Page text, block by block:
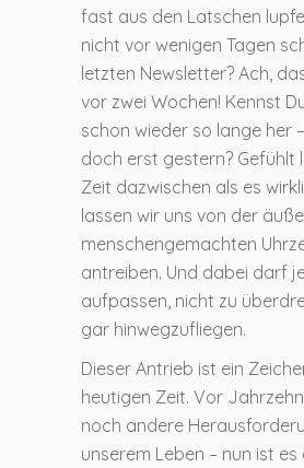
fast aus den Latschen
nicht vor wenigen Tagen
letzten Newsletter? Ach,
vor zwei Wochen! Kennst
schon wieder so lange her
doch erst gestern? Gefühlt
Zeit dazwischen als es
lassen wir uns von der
menschengemachten
antreiben. Und dabei darf
aufpassen, nicht zu
gar hinwegzufliegen.
Dieser Antrieb ist ein
heutigen Zeit. Vor
noch andere
unserem Leben – nun ist